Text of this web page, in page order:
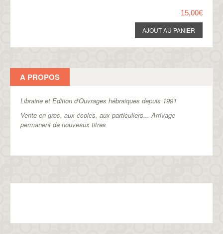
15,00€
A PROPOS
Librairie et Edition d'Ouvrages hébraiques depuis 1991
Vente en gros, aux écoles, aux particuliers...Arrivage
permanent de nouveaux titres